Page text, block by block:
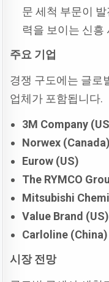
문 세척 부문이
력을 보이는 신흥
주요 기업
경쟁 구도에는 글로
업체가 포함됩니다.
3M Company
Norwex (Canada)
Eurow (US)
The RYMCO
Mitsubishi
Value Brand (US)
Carloline (China)
시장전망